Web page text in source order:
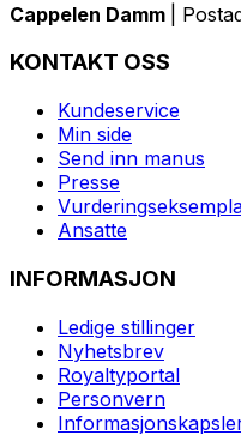
Cappelen Damm |
KONTAKT OSS
Kundeservice
Min side
Send inn manus
Presse
Ansatte
INFORMASJON
Ledige stillinger
Nyhetsbrev
Royaltyportal
Personvern